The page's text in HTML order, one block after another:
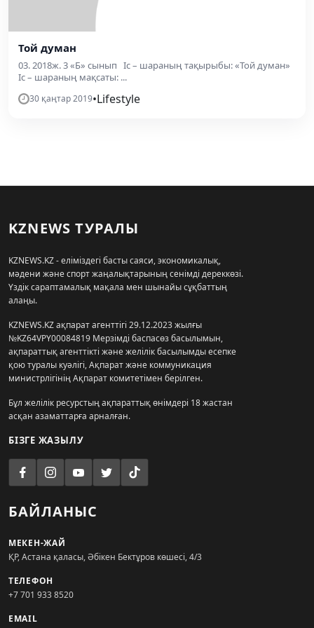
Той думан
03. 2018ж. 3 «Б» сынып Іс – шараның тақырыбы: «Той думан»
Іс – шараның мақсаты: ...
30 қаңтар 2019•Lifestyle
KZNEWS ТУРАЛЫ
KZNEWS.KZ - еліміздегі басты саяси, экономикалық,
мәдени және спорт жаңалықтарының сенімді дереккөзі.
Үздік сараптамалық мақала мен шынайы сұқбаттың
алаңы.
KZNEWS.KZ ақпарат агенттігі 29.12.2023 жылғы
№KZ64VPY00084819 Мерзімді баспасөз басылымын,
ақпараттық агенттікті және желілік басылымды есепке
қою туралы куәлігі, Ақпарат және коммуникация
министрлігінің Ақпарат комитетімен берілген.
Бұл желілік ресурстың ақпараттық өнімдері 18 жастан
асқан азаматтарға арналған.
БІЗГЕ ЖАЗЫЛУ
БАЙЛАНЫС
МЕКЕН-ЖАЙ
ҚР, Астана қаласы, Әбікен Бектұров көшесі, 4/3
ТЕЛЕФОН
+7 701 933 8520
EMAIL